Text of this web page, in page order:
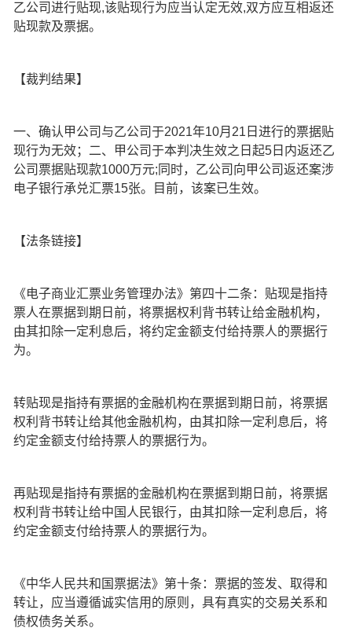
乙公司进行贴现,该贴现行为应当认定无效,双方应互相返还
贴现款及票据。
【裁判结果】
一、确认甲公司与乙公司于2021年10月21日进行的票据贴
现行为无效；二、甲公司于本判决生效之日起5日内返还乙
公司票据贴现款1000万元;同时，乙公司向甲公司返还案涉
电子银行承兑汇票15张。目前，该案已生效。
【法条链接】
《电子商业汇票业务管理办法》第四十二条：贴现是指持
票人在票据到期日前，将票据权利背书转让给金融机构，
由其扣除一定利息后，将约定金额支付给持票人的票据行
为。
转贴现是指持有票据的金融机构在票据到期日前，将票据
权利背书转让给其他金融机构，由其扣除一定利息后，将
约定金额支付给持票人的票据行为。
再贴现是指持有票据的金融机构在票据到期日前，将票据
权利背书转让给中国人民银行，由其扣除一定利息后，将
约定金额支付给持票人的票据行为。
《中华人民共和国票据法》第十条：票据的签发、取得和
转让，应当遵循诚实信用的原则，具有真实的交易关系和
债权债务关系。